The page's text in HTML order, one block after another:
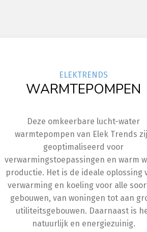
ELEKTRENDS
WARMTEPOMPEN
Deze omkeerbare lucht-water
warmtepompen van Elek Trends
geoptimaliseerd voor
verwarmingstoepassingen en warm
productie. Het is de ideale oplossing
verwarming en koeling voor alle
gebouwen, van woningen tot aan
utiliteitsgebouwen. Daarnaast is
natuurlijk en energiezuinig.